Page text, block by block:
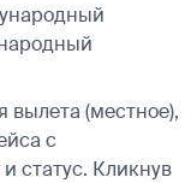
вылета (местное),
с
статус. Кликнув